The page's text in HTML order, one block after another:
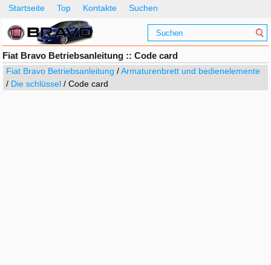
Startseite Top Kontakte Suchen
Fiat Bravo Betriebsanleitung :: Code card
Fiat Bravo Betriebsanleitung /Armaturenbrett und bedienelemente
/ Die schlüssel / Code card